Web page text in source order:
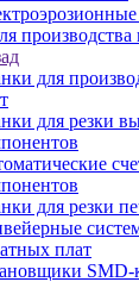
производства
для
для резки
для резки
плат
SMD-